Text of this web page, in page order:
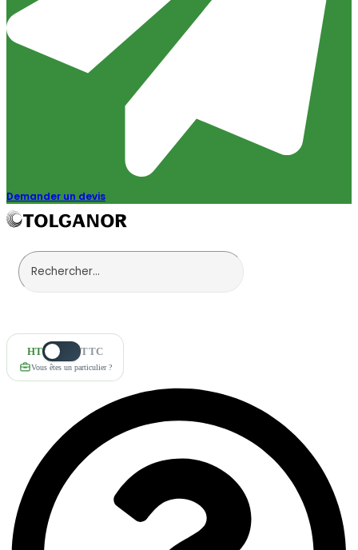
Demander un devis
HT TTC
Vous êtes un particulier ?